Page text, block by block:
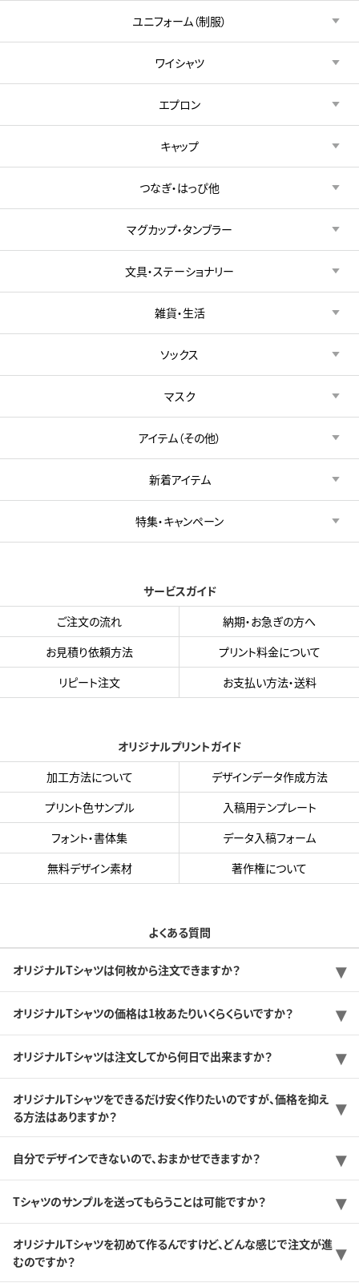
ユニフォーム（制服）
ワイシャツ
エプロン
キャップ
つなぎ・はっぴ他
マグカップ・タンブラー
文具・ステーショナリー
雑貨・生活
ソックス
マスク
アイテム（その他）
新着アイテム
特集・キャンペーン
サービスガイド
ご注文の流れ
納期・お急ぎの方へ
お見積り依頼方法
プリント料金について
リピート注文
お支払い方法・送料
オリジナルプリントガイド
加工方法について
デザインデータ作成方法
プリント色サンプル
入稿用テンプレート
フォント・書体集
データ入稿フォーム
無料デザイン素材
著作権について
よくある質問
オリジナルTシャツは何枚から注文できますか？
オリジナルTシャツの価格は1枚あたりいくらくらいですか？
オリジナルTシャツは注文してから何日で出来ますか？
オリジナルTシャツをできるだけ安く作りたいのですが、価格を抑え
る方法はありますか？
自分でデザインできないので、おまかせできますか？
Tシャツのサンプルを送ってもらうことは可能ですか？
オリジナルTシャツを初めて作るんですけど、どんな感じで注文が進
むのですか？